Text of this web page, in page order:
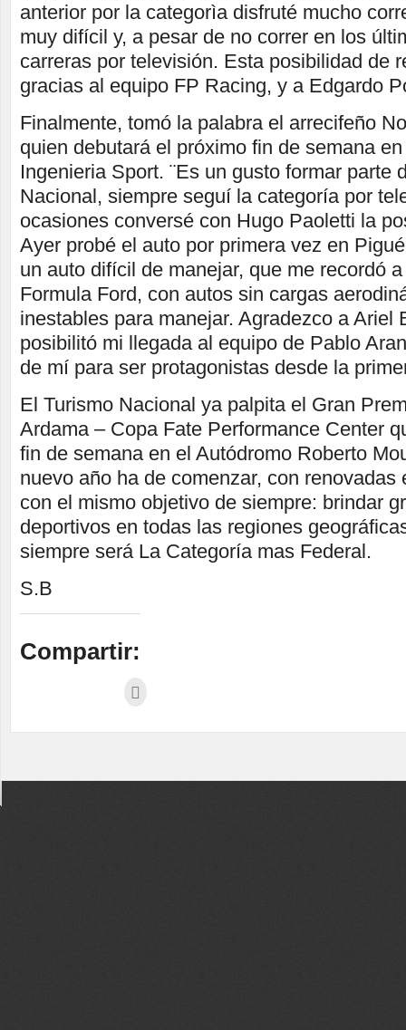
anterior por la categorìa disfruté mucho
muy difícil y, a pesar de no correr en los
carreras por televisión. Esta posibilidad de
gracias al equipo FP Racing, y a Edgardo
Finalmente, tomó la palabra el arrecifeño
quien debutará el próximo fin de semana
Ingenieria Sport. ¨Es un gusto formar parte
Nacional, siempre seguí la categoría por
ocasiones conversé con Hugo Paoletti la
Ayer probé el auto por primera vez en
un auto difícil de manejar, que me recordó
Formula Ford, con autos sin cargas
inestables para manejar. Agradezco a Ariel
posibilitó mi llegada al equipo de Pablo
de mí para ser protagonistas desde la
El Turismo Nacional ya palpita el Gran
Ardama – Copa Fate Performance Center
fin de semana en el Autódromo Roberto
nuevo año ha de comenzar, con renovadas
con el mismo objetivo de siempre: brindar
deportivos en todas las regiones
siempre será La Categoría mas Federal.
S.B
Compartir: